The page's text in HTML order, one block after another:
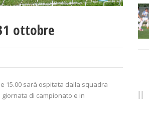
ottobre
15.00 sarà ospitata dalla squadra
di campionato e in